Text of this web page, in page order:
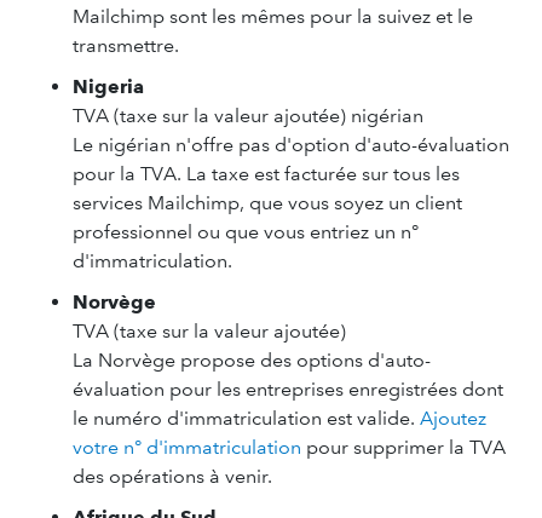
Mailchimp sont les mêmes pour la suivez et le
transmettre.
Nigeria
TVA (taxe sur la valeur ajoutée) nigérian
Le nigérian n'offre pas d'option d'auto-évaluation
pour la TVA. La taxe est facturée sur tous les
services Mailchimp, que vous soyez un client
professionnel ou que vous entriez un n°
d'immatriculation.
Norvège
TVA (taxe sur la valeur ajoutée)
La Norvège propose des options d'auto-
évaluation pour les entreprises enregistrées dont
le numéro d'immatriculation est valide. Ajoutez
votre n° d'immatriculation pour supprimer la TVA
des opérations à venir.